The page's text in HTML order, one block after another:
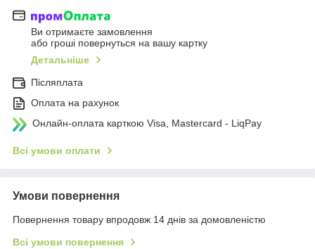
Ви отримаєте замовлення
або гроші повернуться на вашу картку
Детальніше
Післяплата
Оплата на рахунок
Онлайн-оплата карткою Visa, Mastercard - LiqPay
Всі умови оплати
Умови повернення
Повернення товару впродовж 14 днів за домовленістю
Всі умови повернення